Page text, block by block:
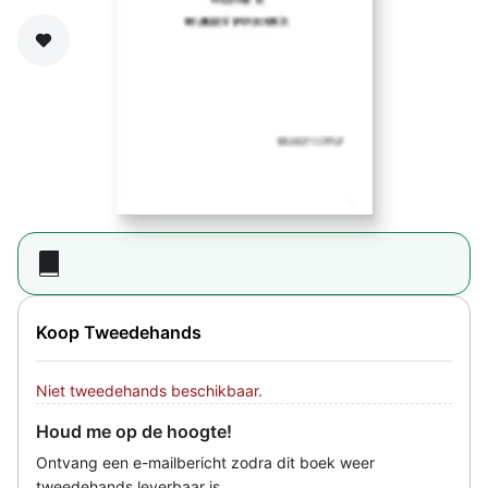
Koop Tweedehands
Niet tweedehands beschikbaar.
Houd me op de hoogte!
Ontvang een e-mailbericht zodra dit boek weer